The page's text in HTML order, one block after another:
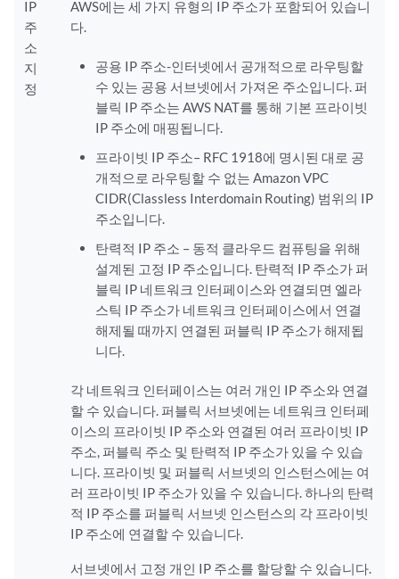
IP
주
소
지
정
AWS에는 세 가지 유형의 IP 주소가 포함되어 있습니
다.
공용 IP 주소-인터넷에서 공개적으로 라우팅할
수 있는 공용 서브넷에서 가져온 주소입니다. 퍼
블릭 IP 주소는 AWS NAT를 통해 기본 프라이빗
IP 주소에 매핑됩니다.
프라이빗 IP 주소– RFC 1918에 명시된 대로 공
개적으로 라우팅할 수 없는 Amazon VPC
CIDR(Classless Interdomain Routing) 범위의 IP
주소입니다.
탄력적 IP 주소 – 동적 클라우드 컴퓨팅을 위해
설계된 고정 IP 주소입니다. 탄력적 IP 주소가 퍼
블릭 IP 네트워크 인터페이스와 연결되면 엘라
스틱 IP 주소가 네트워크 인터페이스에서 연결
해제될 때까지 연결된 퍼블릭 IP 주소가 해제됩
니다.
각 네트워크 인터페이스는 여러 개인 IP 주소와 연결
할 수 있습니다. 퍼블릭 서브넷에는 네트워크 인터페
이스의 프라이빗 IP 주소와 연결된 여러 프라이빗 IP
주소, 퍼블릭 주소 및 탄력적 IP 주소가 있을 수 있습
니다. 프라이빗 및 퍼블릭 서브넷의 인스턴스에는 여
러 프라이빗 IP 주소가 있을 수 있습니다. 하나의 탄력
적 IP 주소를 퍼블릭 서브넷 인스턴스의 각 프라이빗
IP 주소에 연결할 수 있습니다.
서브넷에서 고정 개인 IP 주소를 할당할 수 있습니다.